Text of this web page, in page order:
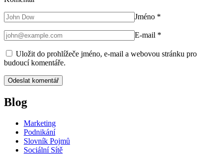
Jméno *
E-mail *
Uložit do prohlížeče jméno, e-mail a webovou stránku pro
budoucí komentáře.
Blog
Marketing
Podnikání
Slovník Pojmů
Sociální Sítě